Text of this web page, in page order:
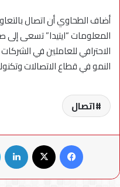
أضاف الطحاوي أن اتصال
المعلومات “ايتيدا” تسعى
الاحترافي للعاملين في
النمو في قطاع الاتصالات
اتصال
فيسبوك